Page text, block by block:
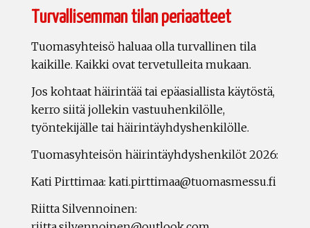
Turvallisemman tilan periaatteet
Tuomasyhteisö haluaa olla turvallinen tila
kaikille. Kaikki ovat tervetulleita mukaan.
Jos kohtaat häirintää tai epäasiallista käytöstä,
kerro siitä jollekin vastuuhenkilölle,
työntekijälle tai häirintäyhdyshenkilölle.
Tuomasyhteisön häirintäyhdyshenkilöt 2026:
Kati Pirttimaa: kati.pirttimaa@tuomasmessu.fi
Riitta Silvennoinen: